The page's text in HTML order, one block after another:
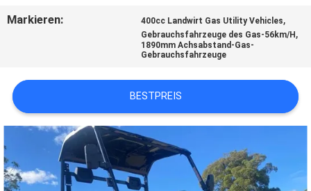
FORDERN
ZITAT
SITEMAP
DATENSCHUTZRICHTLINIE
Markieren: 400cc Landwirt Gas Utility Vehicles,
Gebrauchsfahrzeuge des Gas-56km/H ,
1890mm Achsabstand-Gas-
Gebrauchsfahrzeuge
BESTPREIS